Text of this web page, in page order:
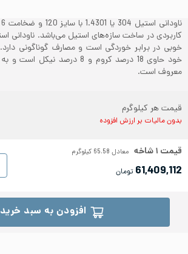
معروف است.
قیمت هر کیلوگرم
بدون مالیات بر ارزش افزوده
قیمت ۱شاخه معادل 65.58 کیلوگرم
61,409,112 تومان
افزودن به سبد خرید